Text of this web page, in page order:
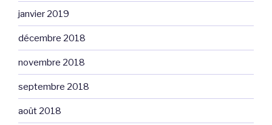
janvier 2019
décembre 2018
novembre 2018
septembre 2018
août 2018